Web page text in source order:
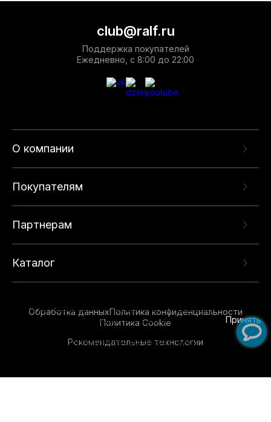
О компании
Покупателям
Партнерам
Каталог
club@ralf.ru
Поддержка покупателей
Ежедневно, с 8:00 до 22:00
Обработка данныхПолитика конфиденциальности
Политика Cookie
Рекомендательные технологии
опыта на нашем сайте. Продолжая использовать
данный сайт, вы соглашаетесь с использованием
технологий. Для получения дополнительной
Принять